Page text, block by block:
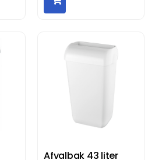
Afvalbak 43 liter